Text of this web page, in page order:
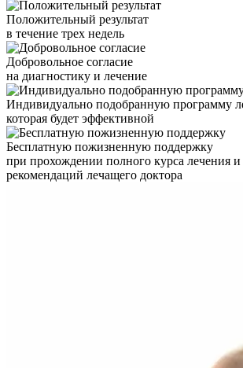
Положительный результат
в течение трех недель
Добровольное согласие
на диагностику и лечение
Индивидуально подобранную программу
которая будет эффективной
Бесплатную пожизненную поддержку
при прохождении полного курса лечения
рекомендаций лечащего доктора